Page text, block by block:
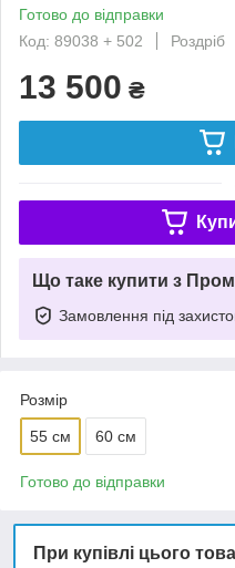
Готово до відправки
Код: 89038 + 502
Роздріб
13 500 ₴
Що таке купити з
Замовлення під
Розмір
55 см 60 см
Готово до відправки
При купівлі цього